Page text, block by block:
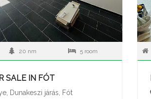
20 nm 5 room
SALE IN FÓT
Dunakeszi járás, Fót